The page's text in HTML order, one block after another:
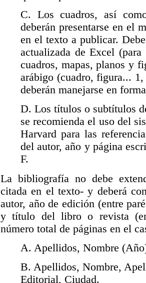
C. Los cuadros, así
deberán presentarse en el
en el texto a publicar.
actualizada de Excel
cuadros, mapas, planos y
arábigo (cuadro, figura...
deberán manejarse en
D. Los títulos o subtítulos
se recomienda el uso del
Harvard para las
del autor, año y página
F.
La bibliografía no debe
citada en el texto- y deberá
autor, año de edición (entre
y título del libro o revista
número total de páginas en el
A. Apellidos, Nombre
B. Apellidos, Nombre,
Editorial, Ciudad.